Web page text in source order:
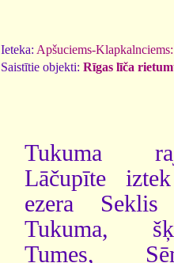
Ieteka: Apšuciems-
Saistītie objekti: Rīgas līča
Tukuma
Lāčupīte
ezera
Tukuma,
Tumes,